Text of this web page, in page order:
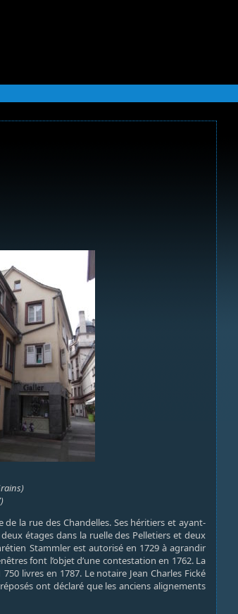
la rue des Chandelles. Ses héritiers et ayant-
étages dans la ruelle des Pelletiers et deux
Stammler est autorisé en 1729 à agrandir
font l’objet d’une contestation en 1762. La
livres en 1787. Le notaire Jean Charles Fické
ont déclaré que les anciens alignements